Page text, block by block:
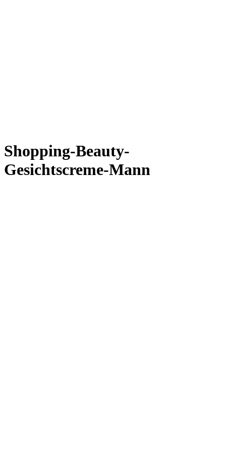
Shopping-Beauty-
Gesichtscreme-Mann